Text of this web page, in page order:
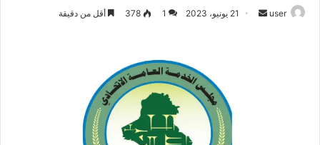
user
أرسل
21 يونيو، 2023 1
378 أقل من دقيقة